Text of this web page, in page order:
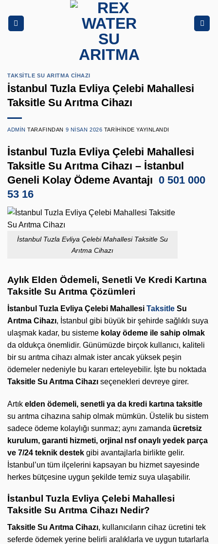
atla
TAKSITLE SU ARITMA CIHAZI
İstanbul Tuzla Evliya Çelebi Mahallesi
Taksitle Su Arıtma Cihazı
ADMIN TARAFINDAN 9 NISAN 2026 TARIHINDE YAYINLANDI
İstanbul Tuzla Evliya Çelebi Mahallesi
Taksitle Su Arıtma Cihazı – İstanbul
Geneli Kolay Ödeme Avantajı 0 501 000
53 16
İstanbul Tuzla Evliya Çelebi Mahallesi Taksitle Su
Arıtma Cihazı
Aylık Elden Ödemeli, Senetli Ve Kredi Kartına
Taksitle Su Arıtma Çözümleri
İstanbul Tuzla Evliya Çelebi Mahallesi Taksitle Su
Arıtma Cihazı, İstanbul gibi büyük bir şehirde sağlıklı suya
ulaşmak kadar, bu sisteme kolay ödeme ile sahip olmak
da oldukça önemlidir. Günümüzde birçok kullanıcı, kaliteli
bir su arıtma cihazı almak ister ancak yüksek peşin
ödemeler nedeniyle bu kararı erteleyebilir. İşte bu noktada
Taksitle Su Arıtma Cihazı seçenekleri devreye girer.
Artık elden ödemeli, senetli ya da kredi kartına taksitle
su arıtma cihazına sahip olmak mümkün. Üstelik bu sistem
sadece ödeme kolaylığı sunmaz; aynı zamanda ücretsiz
kurulum, garanti hizmeti, orjinal nsf onaylı yedek parça
ve 7/24 teknik destek gibi avantajlarla birlikte gelir.
İstanbul’un tüm ilçelerini kapsayan bu hizmet sayesinde
herkes bütçesine uygun şekilde temiz suya ulaşabilir.
İstanbul Tuzla Evliya Çelebi Mahallesi
Taksitle Su Arıtma Cihazı Nedir?
Taksitle Su Arıtma Cihazı, kullanıcıların cihaz ücretini tek
seferde ödemek yerine belirli aralıklarla ve uygun tutarlarla